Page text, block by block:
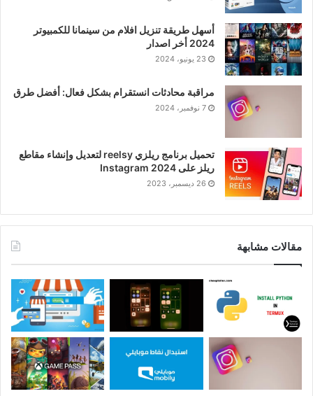
أسهل طريقة تنزيل افلام من سينمانا للكمبيوتر
2024 أخر اصدار
23 يونيو، 2024
مراقبة محادثات انستقرام بشكل فعال: أفضل طرق
7 نوفمبر، 2024
تحميل برنامج ريلزي reelsy لتعديل وإنشاء مقاطع
ريلز على Instagram 2024
26 ديسمبر، 2023
مقالات مشابهة